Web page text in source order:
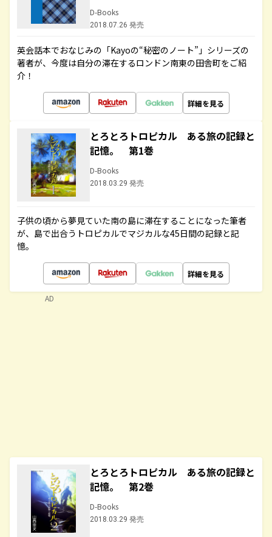
D-Books
2018.07.26 発売
英会話本でおなじみの「Kayoの“秘密のノート”」シリーズの
著者が、今度は自分の滞在するロンドン南東の田舎町をご紹
介！
詳細を見る
とろとろトロピカル ある旅の記録と
記憶。 第1巻
D-Books
2018.03.29 発売
子供の頃から夢見ていた南の島に滞在することになった筆者
が、島で出合うトロピカルでマジカルな45日間の記録と記
憶。
詳細を見る
とろとろトロピカル ある旅の記録と
記憶。 第2巻
D-Books
2018.03.29 発売
AD